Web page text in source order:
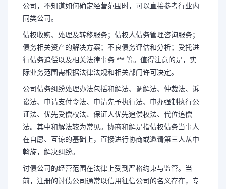
公司，不知道如何确定经营范围时，可以直接参考行业内
同类公司。
债权收购、处理及转移服务；债权人债务管理咨询服务；
债务相关资产的解决方案；不良债务评估和分析；受托进
行债务追偿以及相关法律事务 *** 等。值得注意的是，实
际业务范围需根据法律法规和相关部门许可决定。
公司债务纠纷处理办法包括和解法、调解法、仲裁法、诉
讼法、申请支付令法、申请先予执行法、申办强制执行公
证法、优先受偿权法、保证人优先追偿权法、代位追偿
法。其中和解法较为常见。协商和解是指债权债务当事人
在自愿、互谅的基础上，直接进行协商或邀请第三人从中
斡旋，解决纠纷。
讨债公司的经营范围在法律上受到严格约束与监管。当
前，注册的讨债公司通常以信用征信公司的名义存在，专